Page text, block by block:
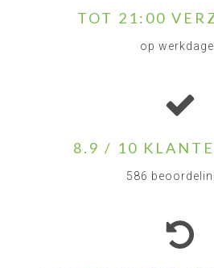
TOT 21:00
op
8.9 / 10
586